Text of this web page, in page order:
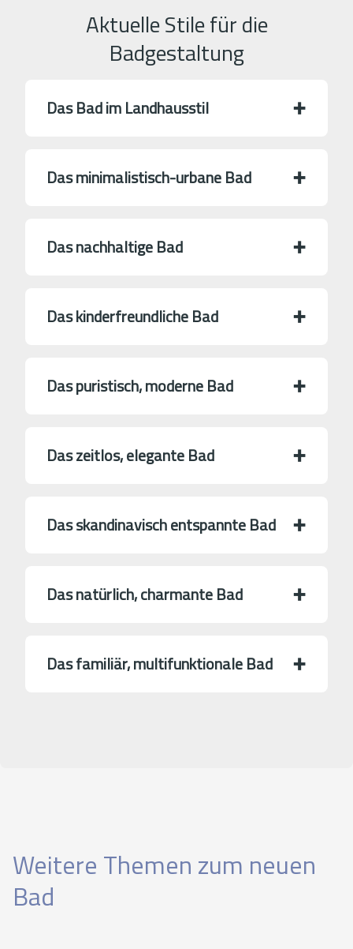
Aktuelle Stile für die
Badgestaltung
Das Bad im Landhausstil
Das minimalistisch-urbane Bad
Das nachhaltige Bad
Das kinderfreundliche Bad
Das puristisch, moderne Bad
Das zeitlos, elegante Bad
Das skandinavisch entspannte Bad
Das natürlich, charmante Bad
Das familiär, multifunktionale Bad
Weitere Themen zum neuen
Bad